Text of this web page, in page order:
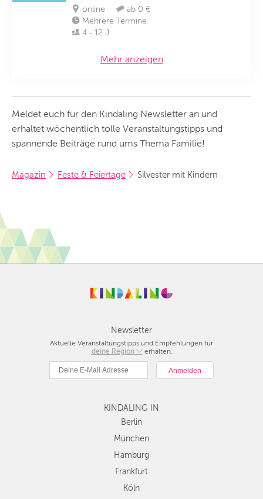
online
ab 0 €
Mehrere Termine
4 - 12 J
Mehr anzeigen
Meldet euch für den Kindaling Newsletter an und
erhaltet wöchentlich tolle Veranstaltungstipps und
spannende Beiträge rund ums Thema Familie!
Magazin Feste & Feiertage Silvester mit Kindern
Newsletter
Aktuelle Veranstaltungstipps und Empfehlungen für
deine Region
Berlin
Hamburg
Köln
Düsseldorf
Stuttgart
Essen
Dresden
erhalten.
KINDALING IN
Berlin
München
Hamburg
Frankfurt
Köln